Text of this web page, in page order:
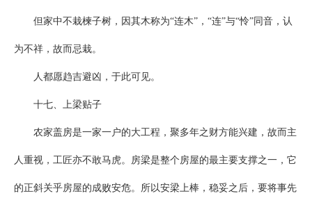
但家中不栽楝子树，因其木称为“连木”，“连”与“怜”同音，认
为不祥，故而忌栽。
人都愿趋吉避凶，于此可见。
十七、上梁贴子
农家盖房是一家一户的大工程，聚多年之财方能兴建，故而主
人重视，工匠亦不敢马虎。房梁是整个房屋的最主要支撑之一，它
的正斜关乎房屋的成败安危。所以安梁上棒，稳妥之后，要将事先